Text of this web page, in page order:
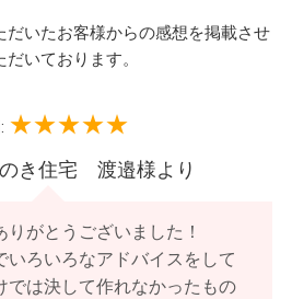
だいたお客様からの感想を掲載させ
だいております。
き住宅 渡邉様より
がとうございました！
いろいろなアドバイスをして
では決して作れなかったもの